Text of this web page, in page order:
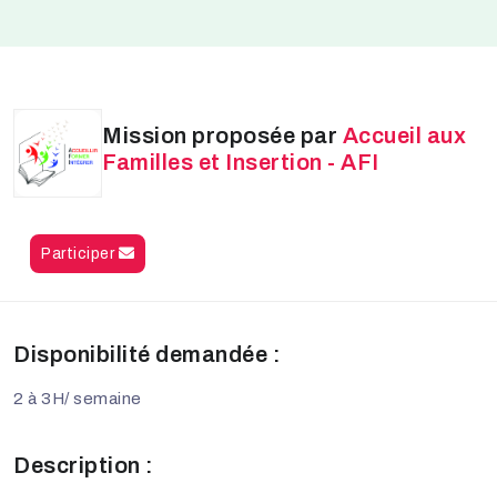
Mission proposée par Accueil aux
Familles et Insertion - AFI
Participer
Disponibilité demandée :
2 à 3H/ semaine
Description :